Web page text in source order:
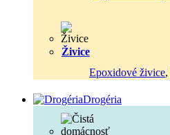
Živice
Epoxidové živice,
Drogéria